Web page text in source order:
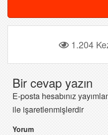
1.204
Bir cevap yazın
E-posta hesabınız
ile işaretlenmişlerdir
Yorum